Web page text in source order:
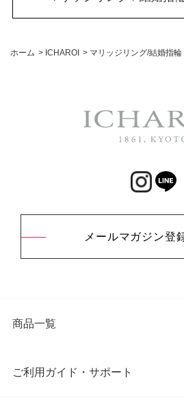
ホーム > ICHAROI > マリッジリング/結婚指輪
メールマガジン登
商品一覧
ご利用ガイド・サポート